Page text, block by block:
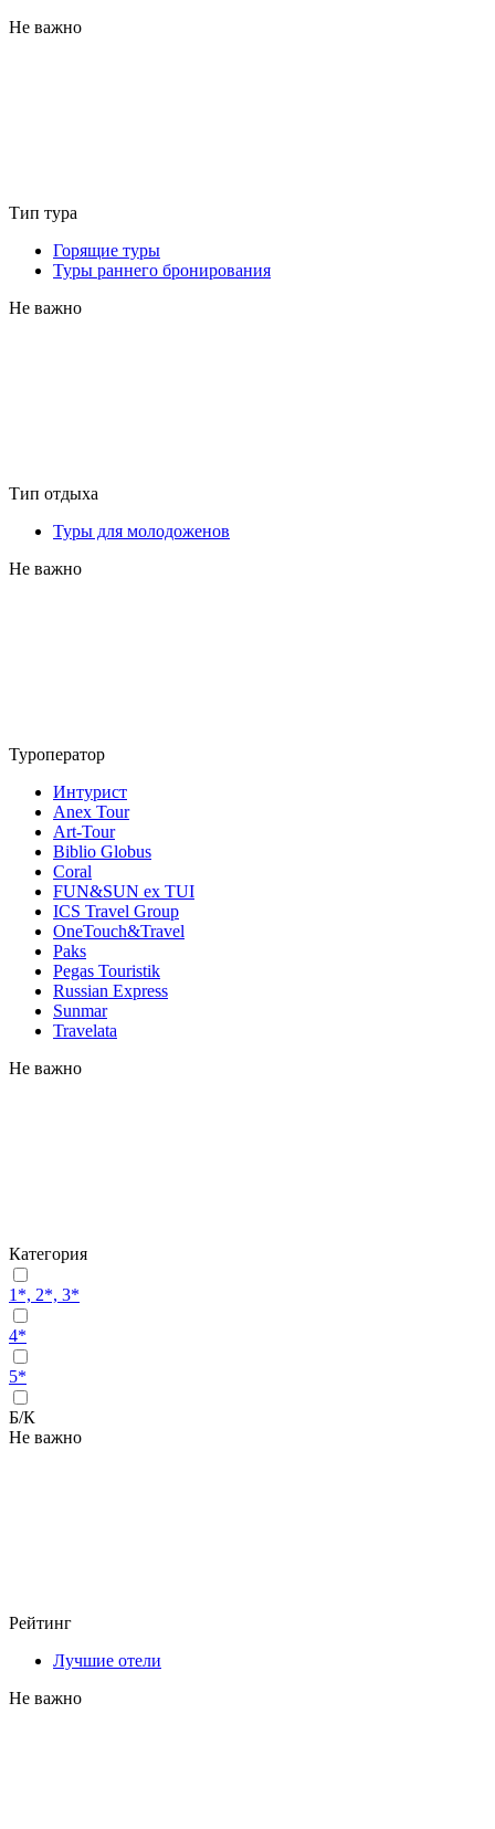
Не важно
Тип тура
Горящие туры
Туры раннего бронирования
Не важно
Тип отдыха
Туры для молодоженов
Не важно
Туроператор
Интурист
Anex Tour
Art-Tour
Biblio Globus
Coral
FUN&SUN ex TUI
ICS Travel Group
OneTouch&Travel
Paks
Pegas Touristik
Russian Express
Sunmar
Travelata
Не важно
Категория
1*, 2*, 3*
4*
5*
Б/К
Не важно
Рейтинг
Лучшие отели
Не важно